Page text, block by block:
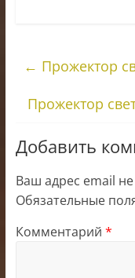
← Прожектор
Прожектор
Добавить
Ваш адрес email
Обязательные
Комментарий *